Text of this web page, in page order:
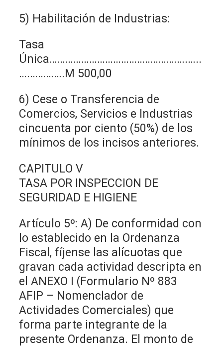
5) Habilitación de Industrias:
Tasa
Única…………………………………………….…..
….………….M 500,00
6) Cese o Transferencia de
Comercios, Servicios e Industrias
cincuenta por ciento (50%) de los
mínimos de los incisos anteriores.
CAPITULO V
TASA POR INSPECCION DE
SEGURIDAD E HIGIENE
Artículo 5º: A) De conformidad con
lo establecido en la Ordenanza
Fiscal, fíjense las alícuotas que
gravan cada actividad descripta en
el ANEXO I (Formulario Nº 883
AFIP – Nomenclador de
Actividades Comerciales) que
forma parte integrante de la
presente Ordenanza. El monto de